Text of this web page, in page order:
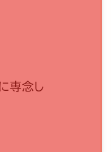
専念し